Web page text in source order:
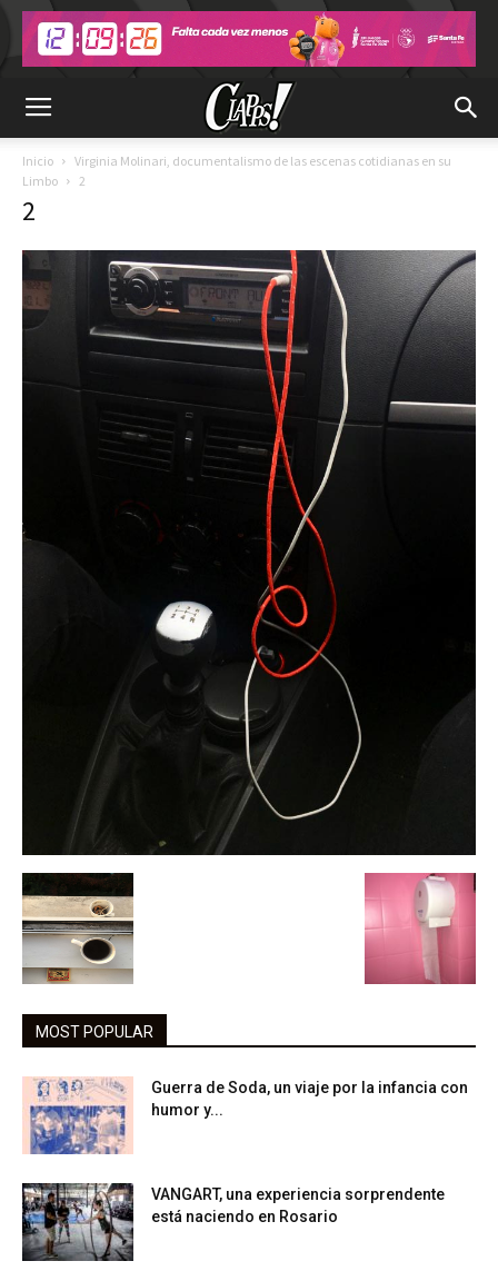
Inicio
Virginia Molinari, documentalismo de las escenas cotidianas en su
Limbo
2
2
MOST POPULAR
Guerra de Soda, un viaje por la infancia con
humor y...
VANGART, una experiencia sorprendente
está naciendo en Rosario